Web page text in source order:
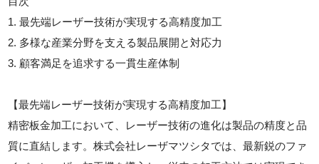
1. 最先端レーザー技術が実現する高精度加工
2. 多様な産業分野を支える製品展開と対応力
3. 顧客満足を追求する一貫生産体制
【最先端レーザー技術が実現する高精度加工】
精密板金加工において、レーザー技術の進化は製品の精度と品
質に直結します。株式会社レーザマツシタでは、最新鋭のファ